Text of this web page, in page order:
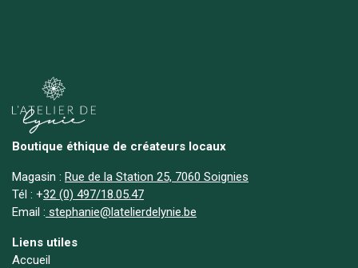
Boutique éthique de créateurs locaux
Magasin : Rue de la Station 25, 7060 Soignies
Tél : +32 (0) 497/18.05.47
Email : stephanie@latelierdelynie.be
Liens utiles
Accueil